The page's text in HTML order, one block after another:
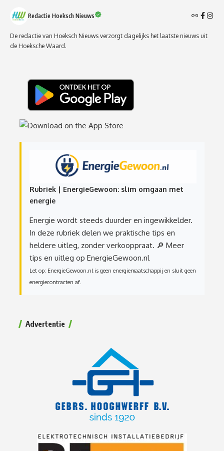
Redactie Hoeksch Nieuws
De redactie van Hoeksch Nieuws verzorgt dagelijks het laatste nieuws uit
de Hoeksche Waard.
Rubriek | EnergieGewoon: slim omgaan met
energie
Energie wordt steeds duurder en ingewikkelder.
In deze rubriek delen we praktische tips en
heldere uitleg, zonder verkooppraat. 🔎 Meer
tips en uitleg op EnergieGewoon.nl
Let op: EnergieGewoon.nl is geen energiemaatschappij en sluit geen
energiecontracten af.
Advertentie